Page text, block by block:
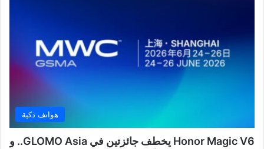
هواتف ذكية
Honor Magic V6 يخطف جائزتين في GLOMO Asia.. و